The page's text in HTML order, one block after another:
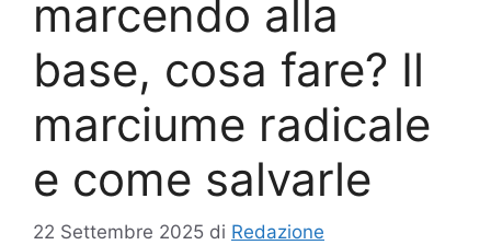
marcendo alla
base, cosa fare? Il
marciume radicale
e come salvarle
22 Settembre 2025 di Redazione